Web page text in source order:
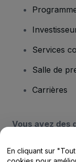
Services
Salle de
Carrières
Vous avez des
Centre
En cliquant sur